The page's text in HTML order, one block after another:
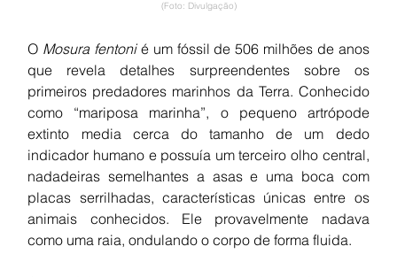
(Foto: Divulgação)
O Mosura fentoni é um fóssil de 506 milhões de anos
que revela detalhes surpreendentes sobre os
primeiros predadores marinhos da Terra. Conhecido
como “mariposa marinha”, o pequeno artrópode
extinto media cerca do tamanho de um dedo
indicador humano e possuía um terceiro olho central,
nadadeiras semelhantes a asas e uma boca com
placas serrilhadas, características únicas entre os
animais conhecidos. Ele provavelmente nadava
como uma raia, ondulando o corpo de forma fluida.